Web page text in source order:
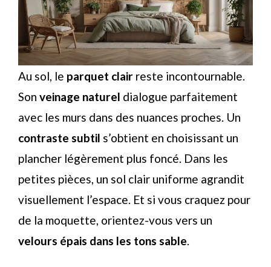
Au sol, le parquet clair reste incontournable.
Son veinage naturel dialogue parfaitement
avec les murs dans des nuances proches. Un
contraste subtil s’obtient en choisissant un
plancher légèrement plus foncé. Dans les
petites pièces, un sol clair uniforme agrandit
visuellement l’espace. Et si vous craquez pour
de la moquette, orientez-vous vers un
velours épais dans les tons sable.